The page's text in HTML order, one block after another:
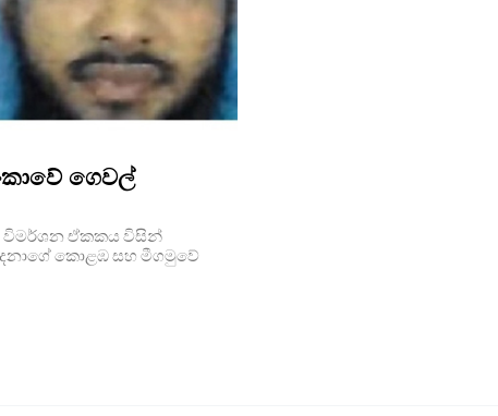
ගෙවල්
විමර්ශන ඒකකය විසින්
කොළඹ සහ මීගමුවේ